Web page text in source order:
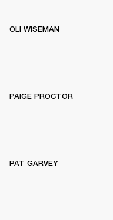
OLI WISEMAN
PAIGE PROCTOR
PAT GARVEY